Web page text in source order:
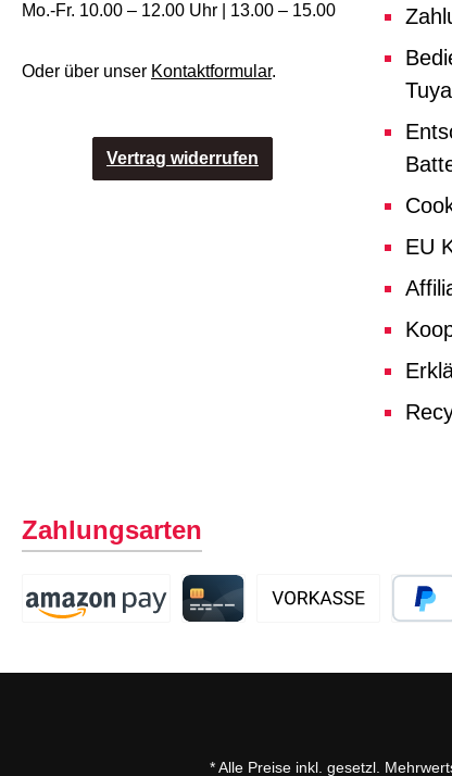
Mo.-Fr. 10.00 – 12.00 Uhr | 13.00 – 15.00
Oder über unser Kontaktformular.
Vertrag widerrufen
EU
Zahlungsarten
* Alle Preise inkl. gesetzl.